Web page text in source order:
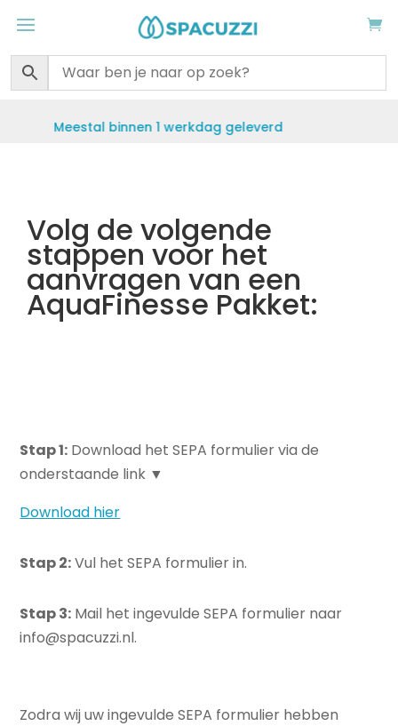
binnen 1 werkdag geleverd
Volg de volgende
stappen voor het
aanvragen van een
AquaFinesse Pakket:
Stap 1: Download het SEPA formulier via de
onderstaande link ▼
Download hier
Stap 2:Vul het SEPA formulier in.
Stap 3: Mail het ingevulde SEPA formulier naar
info@spacuzzi.nl.
Zodra wij uw ingevulde SEPA formulier hebben